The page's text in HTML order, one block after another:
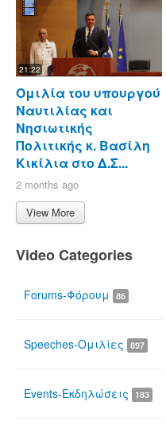
21:22
Ομιλία του υπουργού
Ναυτιλίας και
Νησιωτικής
Πολιτικής κ. Βασίλη
Κικίλια στο Δ.Σ...
2 months ago
View More
Video Categories
Forums-Φόρουμ 86
Speeches-Ομιλίες 897
Events-Εκδηλώσεις 183